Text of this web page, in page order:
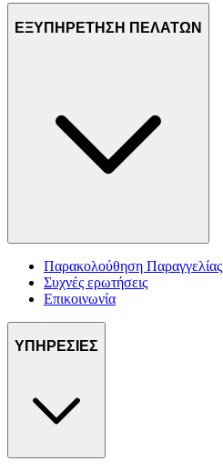
ΕΞΥΠΗΡΕΤΗΣΗ ΠΕΛΑΤΩΝ
Παρακολούθηση Παραγγελίας
Συχνές ερωτήσεις
Επικοινωνία
ΥΠΗΡΕΣΙΕΣ